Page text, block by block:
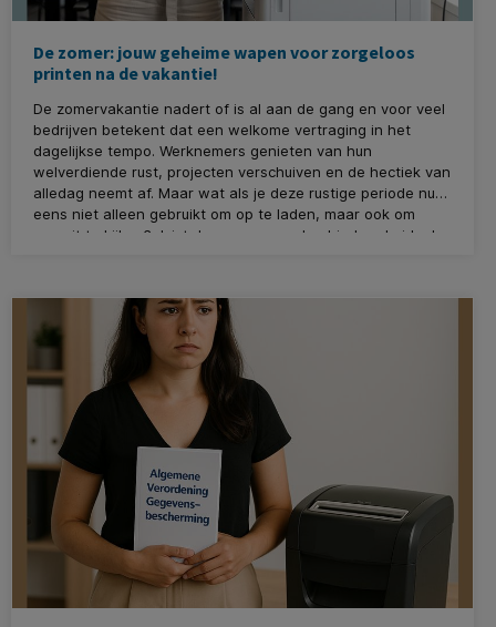
De zomer: jouw geheime wapen voor zorgeloos
printen na de vakantie!
De zomervakantie nadert of is al aan de gang en voor veel
bedrijven betekent dat een welkome vertraging in het
dagelijkse tempo. Werknemers genieten van hun
welverdiende rust, projecten verschuiven en de hectiek van
alledag neemt af. Maar wat als je deze rustige periode nu
eens niet alleen gebruikt om op te laden, maar ook om
vooruit te kijken? Juist de zomermaanden bieden de ideale